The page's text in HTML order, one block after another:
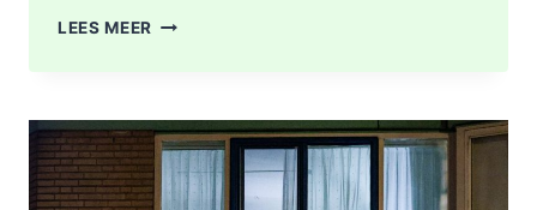
LEES MEER MEDISCHE